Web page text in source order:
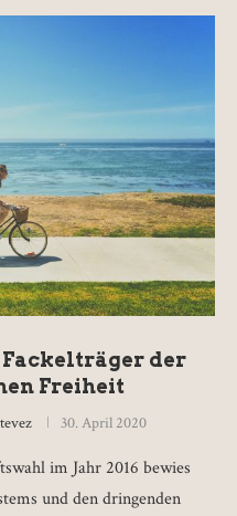
Fackelträger der
Freiheit
30. April 2020
im Jahr 2016 bewies
und den dringenden